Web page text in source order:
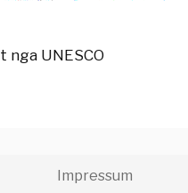
nga UNESCO
Impressum